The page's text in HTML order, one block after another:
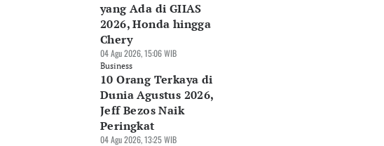
yang Ada di GIIAS
2026, Honda hingga
Chery
04 Agu 2026, 15:06 WIB
Business
10 Orang Terkaya di
Dunia Agustus 2026,
Jeff Bezos Naik
Peringkat
04 Agu 2026, 13:25 WIB